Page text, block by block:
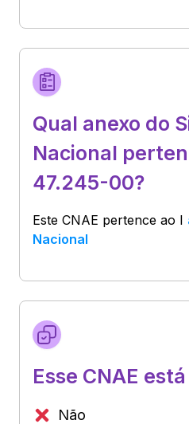
Qual anexo do
Nacional
47.245-00?
Este CNAE pertence ao I
Nacional
Esse CNAE
Não